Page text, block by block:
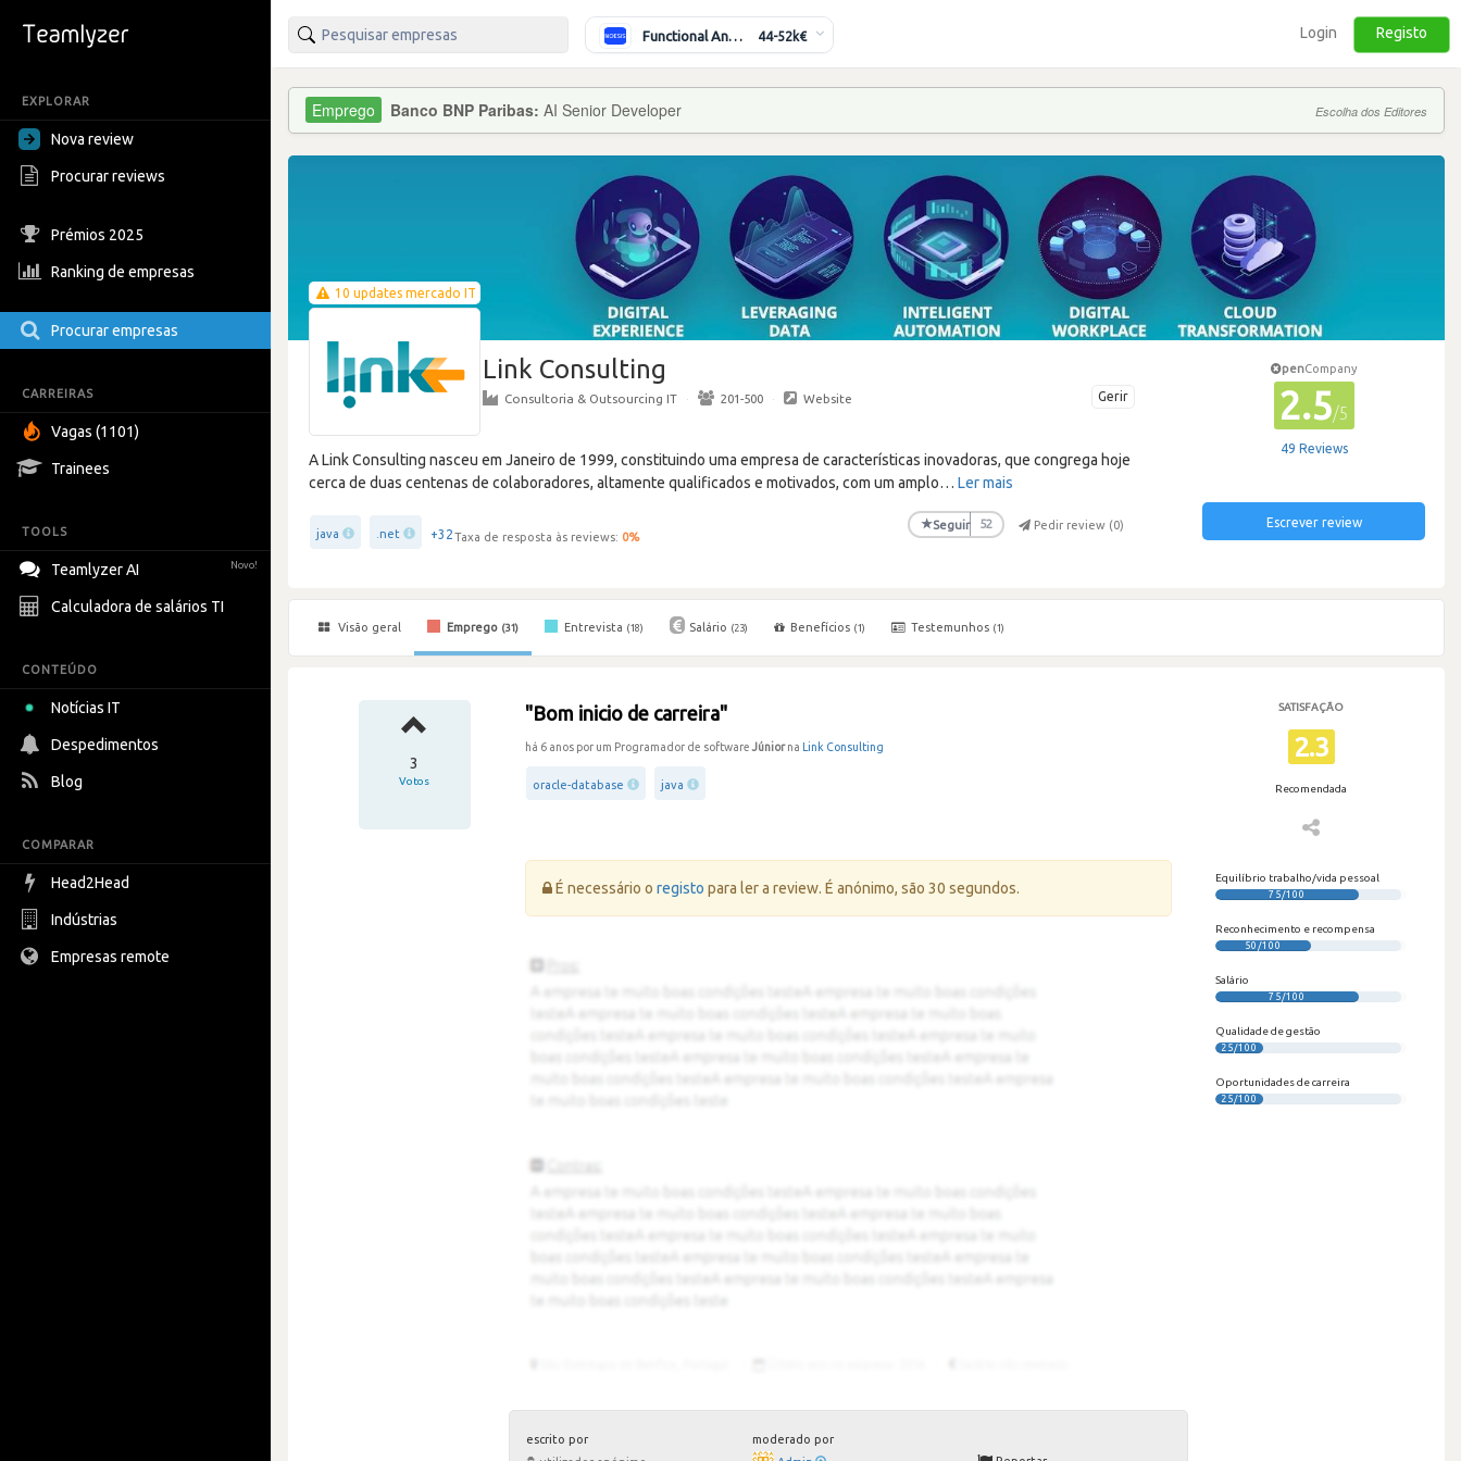
EXPLORAR
Nova review
Procurar reviews
Prémios 2025
Ranking de empresas
Procurar empresas
CARREIRAS
Vagas (1101)
Trainees
TOOLS
Teamlyzer AI Novo!
Calculadora de salários TI
CONTEÚDO
Notícias IT
Despedimentos
Blog
COMPARAR
Head2Head
Indústrias
Empresas remote
Functional Analyst (Banking) 44-52k€ Login Registo
Banco BNP Paribas: AI Senior Developer Escolha dos Editores
10 updates mercado IT
Link Consulting
Gerir
Consultoria & Outsourcing IT · 201-500 · Website
A Link Consulting nasceu em Janeiro de 1999, constituindo uma empresa de características inovadoras, que congrega hoje
cerca de duas centenas de colaboradores, altamente qualificados e motivados, com um amplo… Ler mais
java .net +32Taxa de resposta às reviews: 0%
★Seguir 52 Pedir review (0)
penCompany
2.5/5
49 Reviews
Escrever review
Visão geral Emprego (31) Entrevista (18) Salário (23) Benefícios (1) Testemunhos (1)
3
Votos
"Bom inicio de carreira"
há 6 anos por um Programador de softwareJúniorna Link Consulting
oracle-database java
SATISFAÇÃO
2.3
Recomendada
Erro:
É necessário oregisto para ler a review. É anónimo, são 30 segundos.
Equilíbrio trabalho/vida pessoal
75/100
Reconhecimento e recompensa
50/100
Salário
75/100
Qualidade de gestão
25/100
Oportunidades de carreira
25/100
escrito por
moderado por